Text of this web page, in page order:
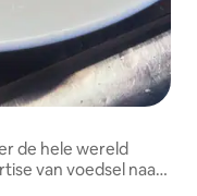
de hele wereld
van voedsel naar